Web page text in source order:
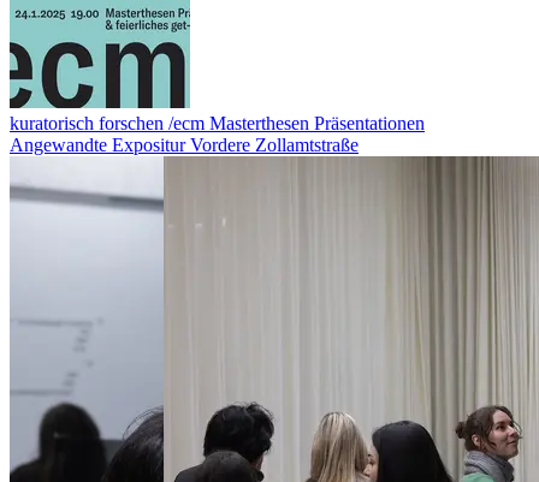
kuratorisch forschen /ecm Masterthesen Präsentationen
Angewandte Expositur Vordere Zollamtstraße